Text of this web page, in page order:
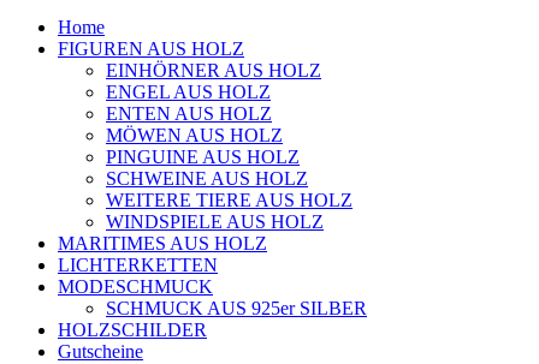
Home
FIGUREN AUS HOLZ
EINHÖRNER AUS HOLZ
ENGEL AUS HOLZ
ENTEN AUS HOLZ
MÖWEN AUS HOLZ
PINGUINE AUS HOLZ
SCHWEINE AUS HOLZ
WEITERE TIERE AUS HOLZ
WINDSPIELE AUS HOLZ
MARITIMES AUS HOLZ
LICHTERKETTEN
MODESCHMUCK
SCHMUCK AUS 925er SILBER
HOLZSCHILDER
Gutscheine